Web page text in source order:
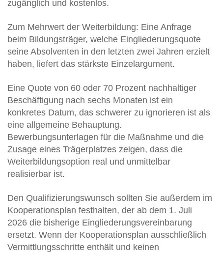
zugänglich und kostenlos.
Zum Mehrwert der Weiterbildung: Eine Anfrage
beim Bildungsträger, welche Eingliederungsquote
seine Absolventen in den letzten zwei Jahren erzielt
haben, liefert das stärkste Einzelargument.
Eine Quote von 60 oder 70 Prozent nachhaltiger
Beschäftigung nach sechs Monaten ist ein
konkretes Datum, das schwerer zu ignorieren ist als
eine allgemeine Behauptung.
Bewerbungsunterlagen für die Maßnahme und die
Zusage eines Trägerplatzes zeigen, dass die
Weiterbildungsoption real und unmittelbar
realisierbar ist.
Den Qualifizierungswunsch sollten Sie außerdem im
Kooperationsplan festhalten, der ab dem 1. Juli
2026 die bisherige Eingliederungsvereinbarung
ersetzt. Wenn der Kooperationsplan ausschließlich
Vermittlungsschritte enthält und keinen